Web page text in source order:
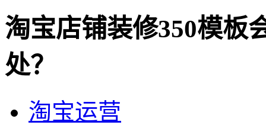
淘宝店铺装修350模板
处？
淘宝运营